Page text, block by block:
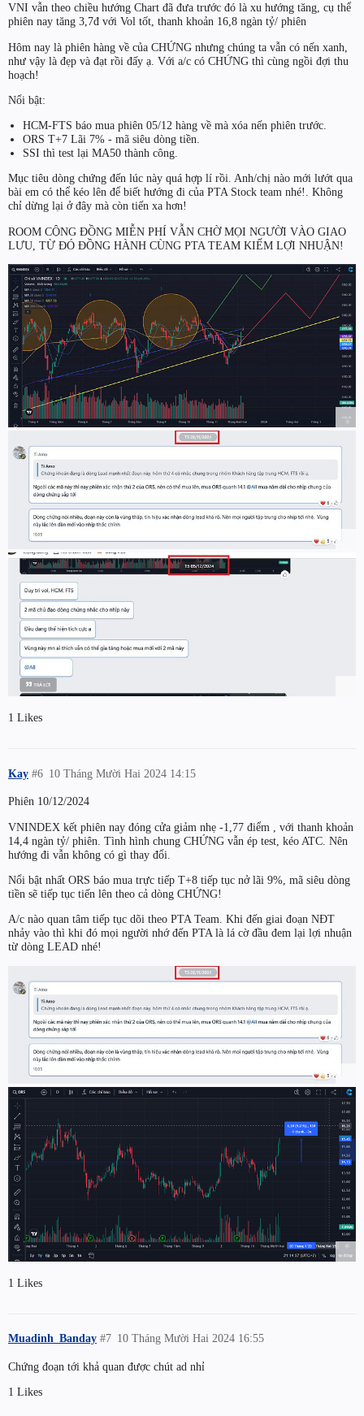
VNI vẫn theo chiều hướng Chart đã đưa trước đó là xu hướng tăng, cụ thể
phiên nay tăng 3,7đ với Vol tốt, thanh khoản 16,8 ngàn tỷ/ phiên
Hôm nay là phiên hàng về của CHỨNG nhưng chúng ta vẫn có nến xanh,
như vậy là đẹp và đạt rồi đấy ạ. Với a/c có CHỨNG thì cùng ngồi đợi thu
hoạch!
Nổi bật:
HCM-FTS báo mua phiên 05/12 hàng về mà xóa nến phiên trước.
ORS T+7 Lãi 7% - mã siêu dòng tiền.
SSI thì test lại MA50 thành công.
Mục tiêu dòng chứng đến lúc này quá hợp lí rồi. Anh/chị nào mới lướt qua
bài em có thể kéo lên để biết hướng đi của PTA Stock team nhé!. Không
chỉ dừng lại ở đây mà còn tiến xa hơn!
ROOM CỘNG ĐỒNG MIỄN PHÍ VẪN CHỜ MỌI NGƯỜI VÀO GIAO
LƯU, TỪ ĐÓ ĐỒNG HÀNH CÙNG PTA TEAM KIẾM LỢI NHUẬN!
1 Likes
Kay 10 Tháng Mười Hai 2024 14:15
#6
Phiên 10/12/2024
VNINDEX kết phiên nay đóng cửa giảm nhẹ -1,77 điểm , với thanh khoản
14,4 ngàn tỷ/ phiên. Tình hình chung CHỨNG vẫn ép test, kéo ATC. Nên
hướng đi vẫn không có gì thay đổi.
Nổi bật nhất ORS báo mua trực tiếp T+8 tiếp tục nở lãi 9%, mã siêu dòng
tiền sẽ tiếp tục tiến lên theo cả dòng CHỨNG!
A/c nào quan tâm tiếp tục dõi theo PTA Team. Khi đến giai đoạn NĐT
nhảy vào thì khi đó mọi người nhớ đến PTA là lá cờ đầu đem lại lợi nhuận
từ dòng LEAD nhé!
1 Likes
Muadinh_Banday 10 Tháng Mười Hai 2024 16:55
#7
Chứng đoạn tới khả quan được chút ad nhỉ
1 Likes